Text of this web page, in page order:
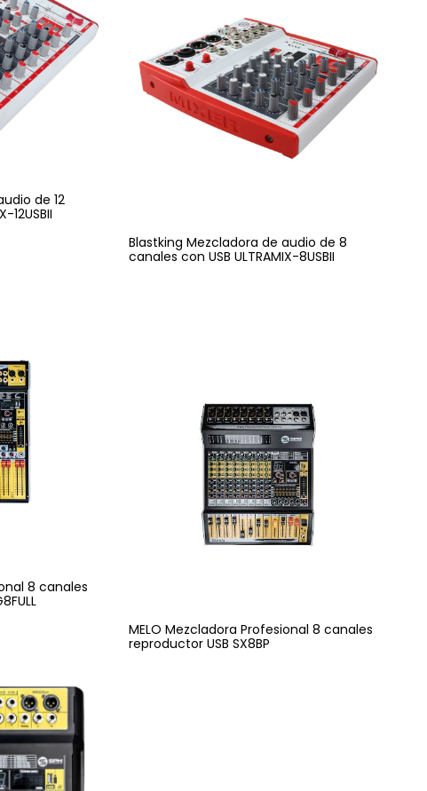
de 12
12USBII
Blastking Mezcladora de audio de 8
canales con USB ULTRAMIX-8USBII
8 canales
MELO Mezcladora Profesional 8 canales
reproductor USB SX8BP